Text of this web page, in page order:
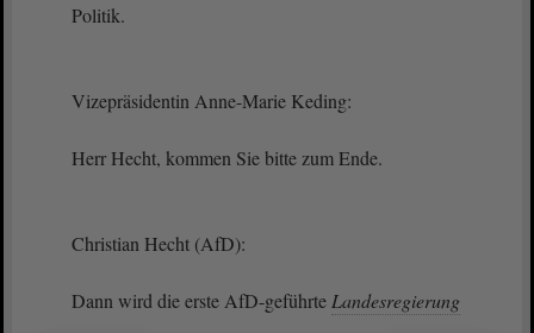
Politik.
Vizepräsidentin Anne-Marie Keding:
Herr Hecht, kommen Sie bitte zum Ende.
Christian Hecht (AfD):
Dann wird die erste AfD-geführte Landesregierung